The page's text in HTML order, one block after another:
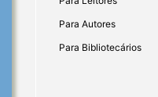
Para Autores
Para Bibliotecários